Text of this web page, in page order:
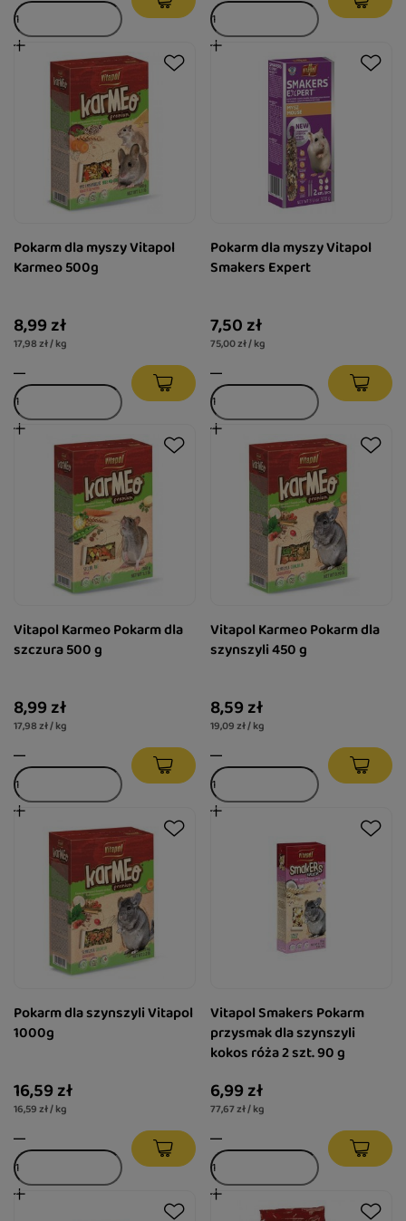
Pokarm dla myszy Vitapol
Karmeo 500g
8,99 zł
17,98 zł / kg
Pokarm dla myszy Vitapol
Smakers Expert
7,50 zł
75,00 zł / kg
Vitapol Karmeo Pokarm dla
szczura 500 g
8,99 zł
17,98 zł / kg
Vitapol Karmeo Pokarm dla
szynszyli 450 g
8,59 zł
19,09 zł / kg
Pokarm dla szynszyli Vitapol
1000g
16,59 zł
16,59 zł / kg
Vitapol Smakers Pokarm
przysmak dla szynszyli
kokos róża 2 szt. 90 g
6,99 zł
77,67 zł / kg